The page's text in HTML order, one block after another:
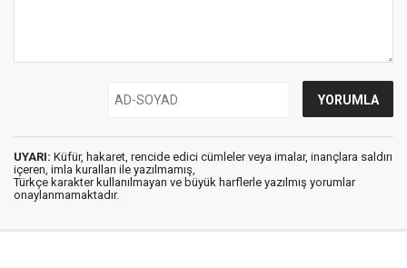
UYARI: Küfür, hakaret, rencide edici cümleler veya imalar, inançlara saldırı
içeren, imla kuralları ile yazılmamış,
Türkçe karakter kullanılmayan ve büyük harflerle yazılmış yorumlar
onaylanmamaktadır.